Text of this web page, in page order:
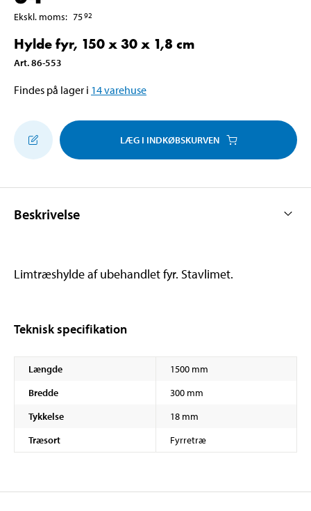
Ekskl. moms: 7592
Hylde fyr, 150 x 30 x 1,8 cm
Art.86-553
Findes på lager i 14varehuse
LÆG I INDKØBSKURVEN
Beskrivelse
Limtræshylde af ubehandlet fyr. Stavlimet.
Teknisk specifikation
Længde
1500 mm
Bredde
300 mm
Tykkelse
18 mm
Træsort
Fyrretræ